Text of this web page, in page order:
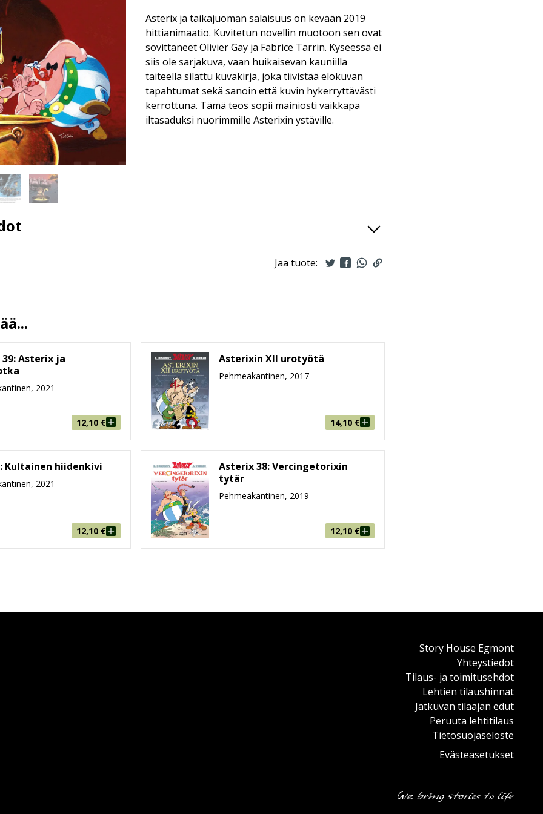
Asterix ja taikajuoman salaisuus on kevään 2019
hittianimaatio. Kuvitetun novellin muotoon sen ovat
sovittaneet Olivier Gay ja Fabrice Tarrin. Kyseessä ei
siis ole sarjakuva, vaan huikaisevan kauniilla
taiteella silattu kuvakirja, joka tiivistää elokuvan
tapahtumat sekä sanoin että kuvin hykerryttävästi
kerrottuna. Tämä teos sopii mainiosti vaikkapa
iltasaduksi nuorimmille Asterixin ystäville.
9789523341661
48
215 mm * 283 mm * 8 mm
164g
Jaa tuote:
Asterix ja
2021
12,10 €
Asterixin XII urotyötä
Pehmeäkantinen, 2017
14,10 €
Kultainen hiidenkivi
2021
12,10 €
Asterix 38: Vercingetorixin
tytär
Pehmeäkantinen, 2019
12,10 €
Story House Egmont
Yhteystiedot
Tilaus- ja toimitusehdot
Lehtien tilaushinnat
Jatkuvan tilaajan edut
Peruuta lehtitilaus
Tietosuojaseloste
Evästeasetukset